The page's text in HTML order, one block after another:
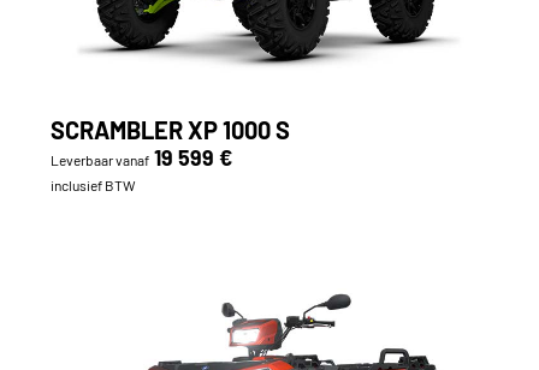
SCRAMBLER XP 1000 S
Leverbaar vanaf 19 599 €
inclusief BTW